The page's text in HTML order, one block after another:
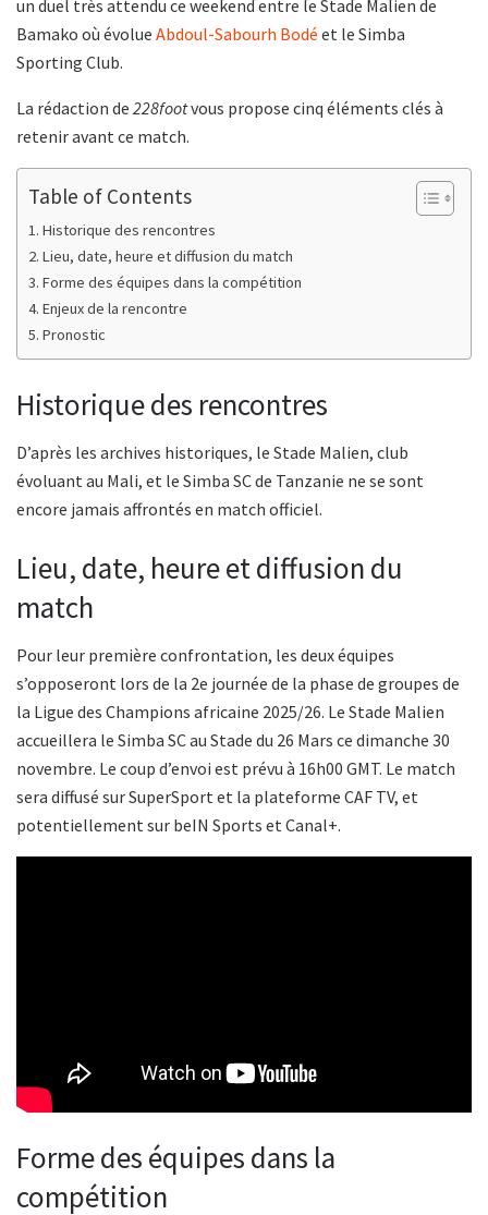
un duel très attendu ce weekend entre le Stade Malien de
Bamako où évolue Abdoul-Sabourh Bodé et le Simba
Sporting Club.
La rédaction de 228footvous propose cinq éléments clés à
retenir avant ce match.
Table of Contents
Historique des rencontres
Lieu, date, heure et diffusion du match
Forme des équipes dans la compétition
Enjeux de la rencontre
Pronostic
Historique des rencontres
D’après les archives historiques, le Stade Malien, club
évoluant au Mali, et le Simba SC de Tanzanie ne se sont
encore jamais affrontés en match officiel.
Lieu, date, heure et diffusion du
match
Pour leur première confrontation, les deux équipes
s’opposeront lors de la 2e journée de la phase de groupes de
la Ligue des Champions africaine 2025/26. Le Stade Malien
accueillera le Simba SC au Stade du 26 Mars ce dimanche 30
novembre. Le coup d’envoi est prévu à 16h00 GMT. Le match
sera diffusé sur SuperSport et la plateforme CAF TV, et
potentiellement sur beIN Sports et Canal+.
Forme des équipes dans la
compétition